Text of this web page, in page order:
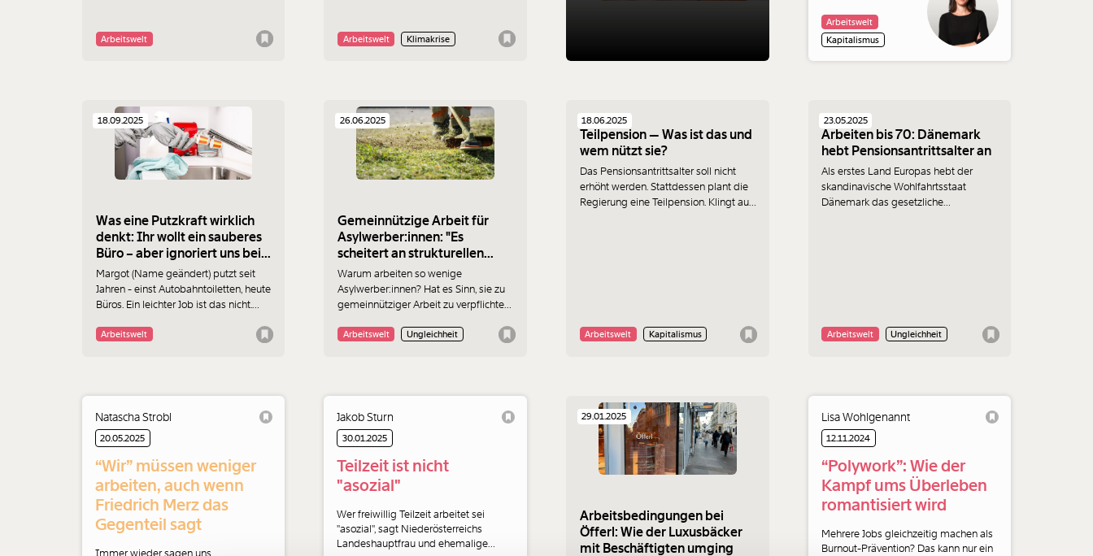
Immer auf
Arbeitswelt
Was er wirklich denkt.
Arbeitswelt Klimakrise
Arbeitswelt
Kapitalismus
18.09.2025
Was eine Putzkraft wirklich
denkt: Ihr wollt ein sauberes
Büro – aber ignoriert uns beim
Putzen
Margot (Name geändert) putzt seit
Jahren - einst Autobahntoiletten, heute
Büros. Ein leichter Job ist das nicht.
mangelnde Wertschätzung. Sie
Arbeitswelt
26.06.2025
Gemeinnützige Arbeit für
Asylwerber:innen: "Es
scheitert an strukturellen
Gründen"
Warum arbeiten so wenige
Asylwerber:innen? Hat es Sinn, sie zu
gemeinnütziger Arbeit zu verpflichten,
Die Migrationsforscherin Judith
Arbeitswelt Ungleichheit
18.06.2025
Teilpension — Was ist das und
wem nützt sie?
Das Pensionsantrittsalter soll nicht
erhöht werden. Stattdessen plant die
Regierung eine Teilpension. Klingt auf
Arbeitswelt Kapitalismus
23.05.2025
Arbeiten bis 70: Dänemark
hebt Pensionsantrittsalter an
Als erstes Land Europas hebt der
skandinavische Wohlfahrtsstaat
Dänemark das gesetzliche
Arbeitswelt Ungleichheit
Natascha Strobl
20.05.2025
“Wir” müssen weniger
arbeiten, auch wenn
Friedrich Merz das
Gegenteil sagt
Jakob Sturn
30.01.2025
Teilzeit ist nicht
"asozial"
Wer freiwillig Teilzeit arbeitet sei
"asozial", sagt Niederösterreichs
Landeshauptfrau und ehemalige
29.01.2025
Arbeitsbedingungen bei
Öfferl: Wie der Luxusbäcker
mit Beschäftigten umging
Lisa Wohlgenannt
12.11.2024
“Polywork”: Wie der
Kampf ums Überleben
romantisiert wird
Mehrere Jobs gleichzeitig machen als
Burnout-Prävention? Das kann nur ein